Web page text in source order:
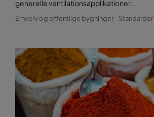
generelle ventilationsapplikationer.
Erhverv og offentlige bygninger